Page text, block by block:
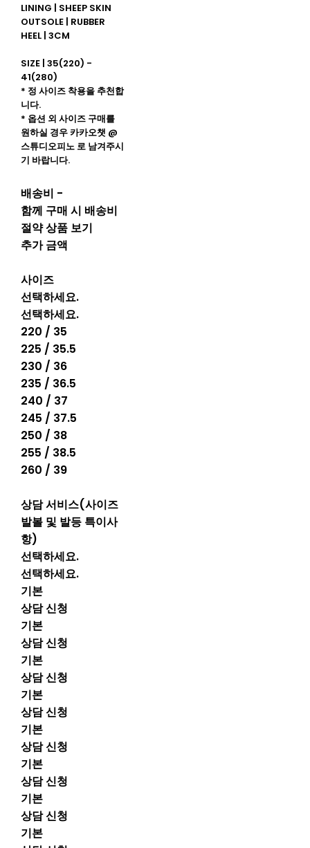
LINING | SHEEP SKIN
OUTSOLE | RUBBER
HEEL | 3CM
SIZE | 35(220) -
41(280)
* 정 사이즈 착용을 추천합
니다.
* 옵션 외 사이즈 구매를
원하실 경우 카카오챗 @
스튜디오피노 로 남겨주시
기 바랍니다.
배송비 -
함께 구매 시 배송비
절약 상품 보기
추가 금액
사이즈
선택하세요.
선택하세요.
220 / 35
225 / 35.5
230 / 36
235 / 36.5
240 / 37
245 / 37.5
250 / 38
255 / 38.5
260 / 39
상담 서비스(사이즈
발볼 및 발등 특이사
항)
선택하세요.
선택하세요.
기본
상담 신청
기본
상담 신청
기본
상담 신청
기본
상담 신청
기본
상담 신청
기본
상담 신청
기본
상담 신청
기본